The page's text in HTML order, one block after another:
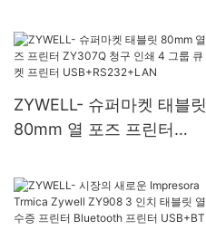
ZYWELL- 슈퍼마켓 태블릿
80mm 열 포즈 프린터
큐 티켓 프린터
USB+RS232+LAN